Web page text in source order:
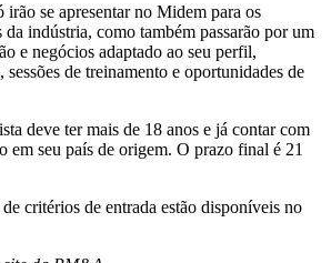
irão se apresentar no Midem para os
indústria, como também passarão por um
e negócios adaptado ao seu perfil,
de treinamento e oportunidades de
deve ter mais de 18 anos e já contar com
em seu país de origem. O prazo final é 21
critérios de entrada estão disponíveis no